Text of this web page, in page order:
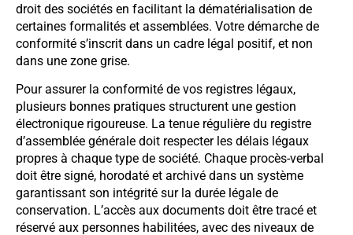
droit des sociétés en facilitant la dématérialisation de
certaines formalités et assemblées. Votre démarche de
conformité s’inscrit dans un cadre légal positif, et non
dans une zone grise.
Pour assurer la conformité de vos registres légaux,
plusieurs bonnes pratiques structurent une gestion
électronique rigoureuse. La tenue régulière du registre
d’assemblée générale doit respecter les délais légaux
propres à chaque type de société. Chaque procès-verbal
doit être signé, horodaté et archivé dans un système
garantissant son intégrité sur la durée légale de
conservation. L’accès aux documents doit être tracé et
réservé aux personnes habilitées, avec des niveaux de